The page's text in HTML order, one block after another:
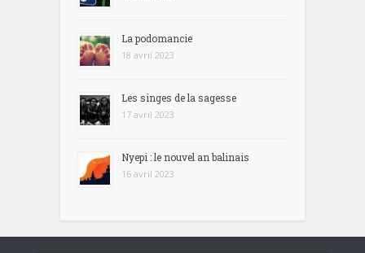
La podomancie
18 avril 2023
Les singes de la sagesse
17 avril 2023
Nyepi : le nouvel an balinais
16 avril 2023